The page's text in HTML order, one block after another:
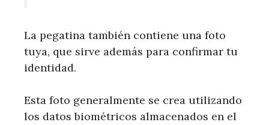
La pegatina también contiene una foto
tuya, que sirve además para confirmar tu
identidad.
Esta foto generalmente se crea utilizando
los datos biométricos almacenados en el